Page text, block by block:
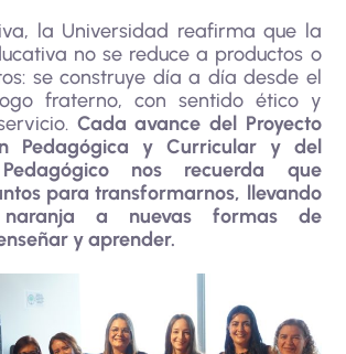
la Universidad reafirma que la
no se reduce a productos o
se construye día a día desde el
fraterno, con sentido ético y
Cada avance del Proyecto
Pedagógica y Curricular y del
nos recuerda que
para transformarnos, llevando
a nuevas formas de
y aprender.